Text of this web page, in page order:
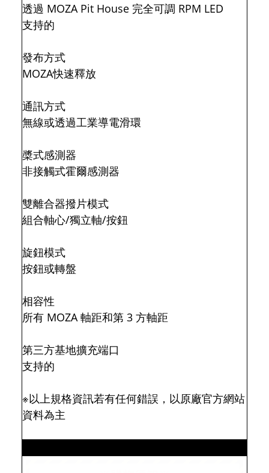
透過 MOZA Pit House 完全可調 RPM LED
支持的
發布方式
MOZA快速釋放
通訊方式
無線或透過工業導電滑環
槳式感測器
非接觸式霍爾感測器
雙離合器撥片模式
組合軸心/獨立軸/按鈕
旋鈕模式
按鈕或轉盤
相容性
所有 MOZA 軸距和第 3 方軸距
第三方基地擴充端口
支持的
※以上規格資訊若有任何錯誤，以原廠官方網站
資料為主